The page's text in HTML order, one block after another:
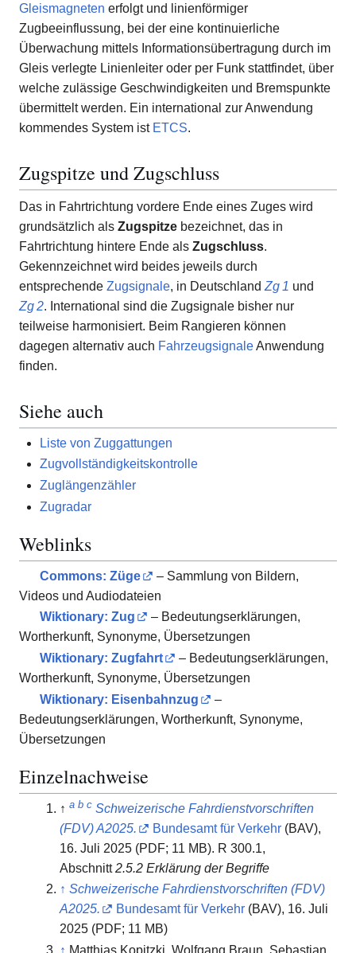
Gleismagneten erfolgt und linienförmiger
Zugbeeinflussung, bei der eine kontinuierliche
Überwachung mittels Informationsübertragung durch im
Gleis verlegte Linienleiter oder per Funk stattfindet, über
welche zulässige Geschwindigkeiten und Bremspunkte
übermittelt werden. Ein international zur Anwendung
kommendes System ist ETCS.
Zugspitze und Zugschluss
Das in Fahrtrichtung vordere Ende eines Zuges wird
grundsätzlich als Zugspitze bezeichnet, das in
Fahrtrichtung hintere Ende als Zugschluss.
Gekennzeichnet wird beides jeweils durch
entsprechende Zugsignale, in Deutschland Zg 1 und
Zg 2. International sind die Zugsignale bisher nur
teilweise harmonisiert. Beim Rangieren können
dagegen alternativ auch FahrzeugsignaleAnwendung
finden.
Siehe auch
Liste von Zuggattungen
Zugvollständigkeitskontrolle
Zuglängenzähler
Zugradar
Weblinks
Commons: Züge
– Sammlung von Bildern,
Videos und Audiodateien
Wiktionary: Zug
– Bedeutungserklärungen,
Wortherkunft, Synonyme, Übersetzungen
Wiktionary: Zugfahrt
– Bedeutungserklärungen,
Wortherkunft, Synonyme, Übersetzungen
Wiktionary: Eisenbahnzug
–
Bedeutungserklärungen, Wortherkunft, Synonyme,
Übersetzungen
Einzelnachweise
↑a b c Schweizerische Fahrdienstvorschriften
(FDV) A2025.
Bundesamt für Verkehr (BAV),
16. Juli 2025 (PDF; 11 MB). R 300.1,
Abschnitt2.5.2 Erklärung der Begriffe
↑ Schweizerische Fahrdienstvorschriften (FDV)
A2025.
Bundesamt für Verkehr (BAV), 16. Juli
2025 (PDF; 11 MB)
↑ Matthias Kopitzki, Wolfgang Braun, Sebastian